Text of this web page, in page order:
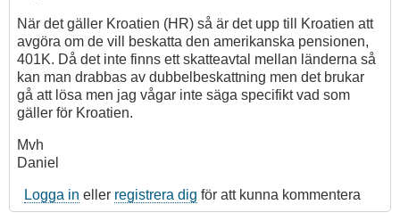
När det gäller Kroatien (HR) så är det upp till Kroatien att
avgöra om de vill beskatta den amerikanska pensionen,
401K. Då det inte finns ett skatteavtal mellan länderna så
kan man drabbas av dubbelbeskattning men det brukar
gå att lösa men jag vågar inte säga specifikt vad som
gäller för Kroatien.
Mvh
Daniel
Logga in eller registrera dig för att kunna kommentera